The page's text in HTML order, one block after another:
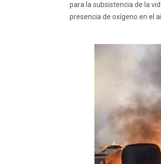
para la subsistencia de la
presencia de oxígeno en el